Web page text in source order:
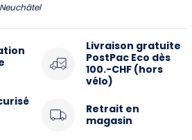
Neuchâtel
Livraison gratuite
PostPac Eco dès
100.-CHF (hors
vélo)
Retrait en
magasin